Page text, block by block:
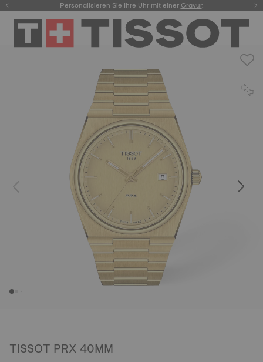
Personalisieren Sie Ihre Uhr mit einerGravur.
hier.
TISSOT PRX 40MM